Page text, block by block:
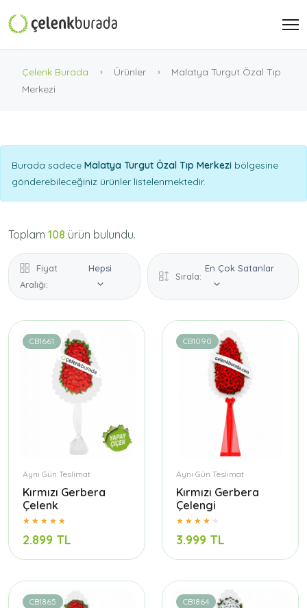
Çelenk Burada Ürünler
Malatya Turgut Özal Tıp
Merkezi
Burada sadece Malatya Turgut Özal Tıp Merkezi bölgesine
gönderebileceğiniz ürünler listelenmektedir.
Toplam 108 ürün bulundu.
Fiyat
Aralığı:
Hepsi
Sırala:
En Çok Satanlar
CB1661
Aynı Gün Teslimat
Kırmızı Gerbera
Çelenk
2.899 TL
CB1090
Aynı Gün Teslimat
Kırmızı Gerbera
Çelengi
3.999 TL
CB1865 CB1864